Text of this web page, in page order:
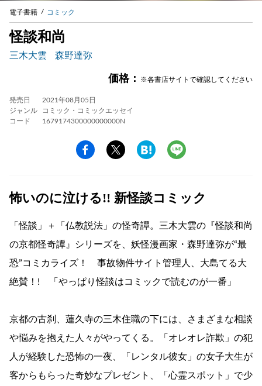
電子書籍 コミック
怪談和尚
三木大雲 森野達弥
価格： ※各書店サイトで確認してください
発売日
2021年08月05日
ジャンル
コミック・コミックエッセイ
コード
1679174300000000000N
怖いのに泣ける!! 新怪談コミック
「怪談」＋「仏教説法」の怪奇譚。三木大雲の『怪談和尚
の京都怪奇譚』シリーズを、妖怪漫画家・森野達弥が“最
恐”コミカライズ！ 事故物件サイト管理人、大島てる大
絶賛！! 「やっぱり怪談はコミックで読むのが一番」
京都の古刹、蓮久寺の三木住職の下には、さまざまな相談
や悩みを抱えた人々がやってくる。「オレオレ詐欺」の犯
人が経験した恐怖の一夜、「レンタル彼女」の女子大生が
客からもらった奇妙なプレゼント、「心霊スポット」で少